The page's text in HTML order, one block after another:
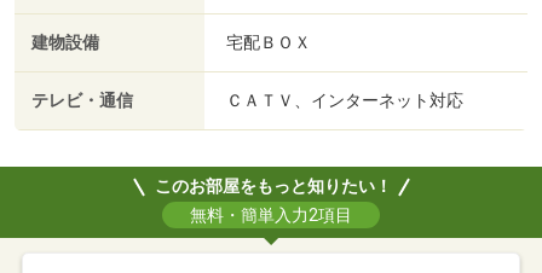
建物設備 宅配ＢＯＸ
テレビ・通信 ＣＡＴＶ、インターネット対応
このお部屋をもっと知りたい！
無料・簡単入力2項目